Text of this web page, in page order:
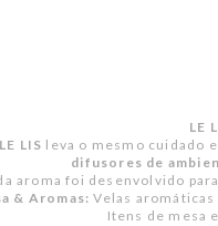
LE
LIS leva o mesmo cuidado
difusores de
aroma foi desenvolvido
& Aromas: Velas
Itens de mesa